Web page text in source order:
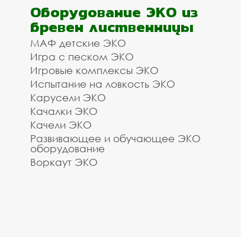
Оборудование ЭКО из
бревен лиственницы
МАФ детские ЭКО
Игра с песком ЭКО
Игровые комплексы ЭКО
Испытание на ловкость ЭКО
Карусели ЭКО
Качалки ЭКО
Качели ЭКО
Развивающее и обучающее ЭКО
оборудование
Воркаут ЭКО